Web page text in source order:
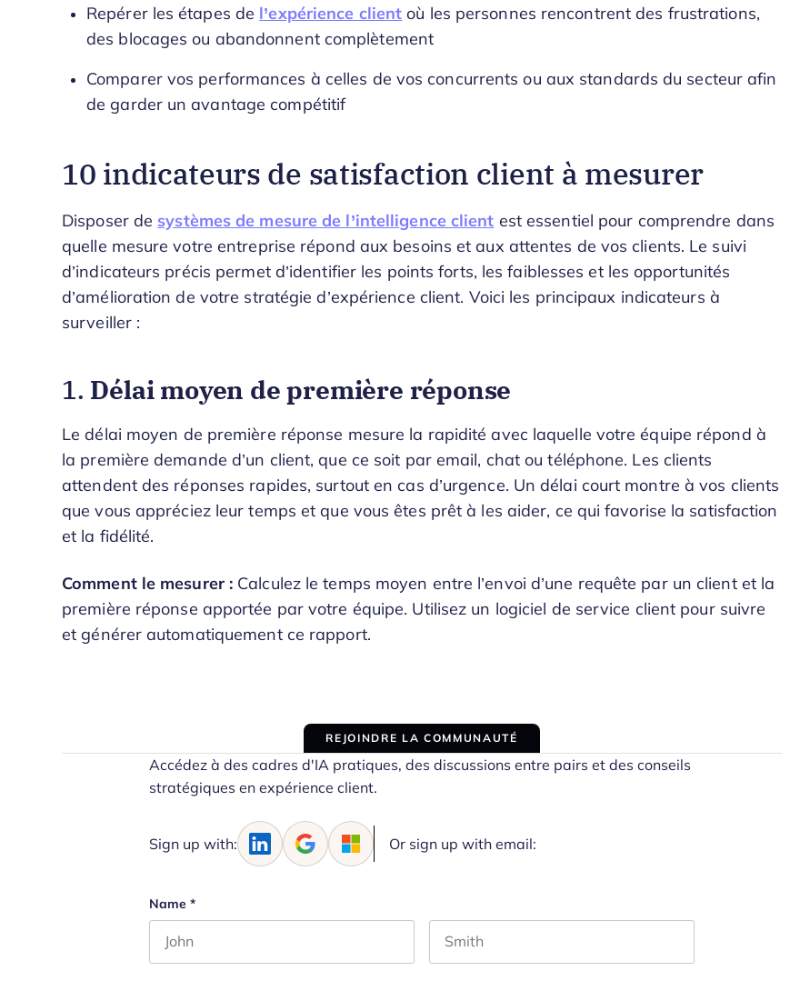
Repérer les étapes de l’expérience client où les personnes rencontrent des frustrations,
des blocages ou abandonnent complètement
Comparer vos performances à celles de vos concurrents ou aux standards du secteur afin
de garder un avantage compétitif
10 indicateurs de satisfaction client à mesurer
Disposer de systèmes de mesure de l’intelligence client est essentiel pour comprendre dans
quelle mesure votre entreprise répond aux besoins et aux attentes de vos clients. Le suivi
d’indicateurs précis permet d’identifier les points forts, les faiblesses et les opportunités
d’amélioration de votre stratégie d’expérience client. Voici les principaux indicateurs à
surveiller :
1. Délai moyen de première réponse
Le délai moyen de première réponse mesure la rapidité avec laquelle votre équipe répond à
la première demande d’un client, que ce soit par email, chat ou téléphone. Les clients
attendent des réponses rapides, surtout en cas d’urgence. Un délai court montre à vos clients
que vous appréciez leur temps et que vous êtes prêt à les aider, ce qui favorise la satisfaction
et la fidélité.
Comment le mesurer : Calculez le temps moyen entre l’envoi d’une requête par un client et la
première réponse apportée par votre équipe. Utilisez un logiciel de service client pour suivre
et générer automatiquement ce rapport.
REJOINDRE LA COMMUNAUTÉ
Accédez à des cadres d'IA pratiques, des discussions entre pairs et des conseils
stratégiques en expérience client.
Sign up with: Or sign up with email:
Name *